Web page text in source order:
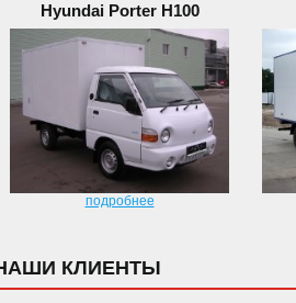
Hyundai Porter H100
подробнее
КЛИЕНТЫ